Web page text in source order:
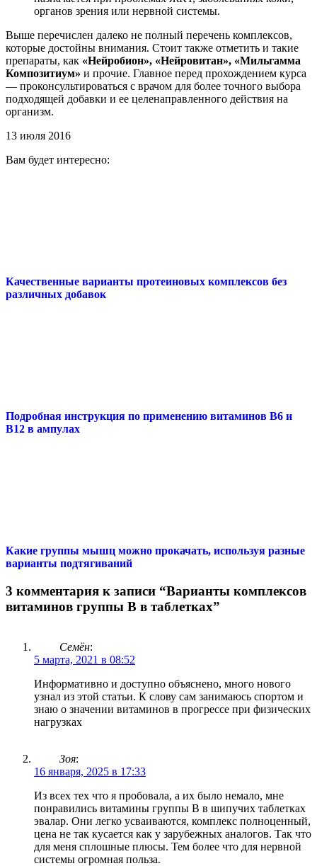
органов зрения или нервной системы.
Выше перечислен далеко не полный перечень комплексов,
которые достойны внимания. Стоит также отметить и такие
препараты, как «Нейробион», «Нейровитан», «Мильгамма
Композитиум» и прочие. Главное перед прохождением курса
— проконсультироваться с врачом для более точного выбора
подходящей добавки и ее целенаправленного действия на
организм.
13 июля 2016
Вам будет интересно:
Качественные варианты протеиновых комплексов без
различных добавок
Подробная инструкция по применению витаминов В6 и
В12 в ампулах
Какие группы мышц можно прокачать, используя разные
варианты подтягиваний
3 комментария к записи “Варианты комплексов
витаминов группы В в таблетках”
Семён:
5 марта, 2021 в 08:52
Информативно и доступно объяснено, много нового
узнал из этой статьи. К слову сам занимаюсь спортом и
знаю о значении витаминов в прогрессе при физических
нагрузках
Зоя:
16 января, 2025 в 17:33
Из всех тех что я пробовала, а их было немало, мне
понравились витамины группы B в шипучих таблетках
эвалар. Они легко усваиваются, комплекс полноценный,
цена не так кусается как у зарубежных аналогов. Так что
для меня сплошные плюсы. Тем более что для нервной
системы огромная польза.